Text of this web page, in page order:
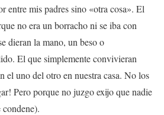
entre mis padres sino «otra cosa». El
no era un borracho ni se iba con
dieran la mano, un beso o
El que simplemente convivieran
el uno del otro en nuestra casa. No los
Pero porque no juzgo exijo que nadie